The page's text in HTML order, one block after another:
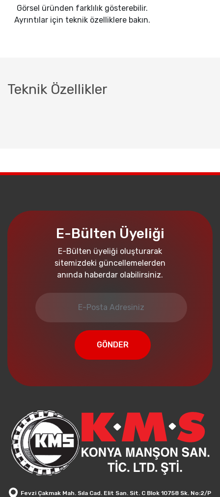
Görsel üründen farklılık gösterebilir.
Ayrıntılar için teknik özelliklere bakın.
Teknik Özellikler
E-Bülten Üyeliği
E-Bülten üyeliği oluşturarak
sitemizdeki güncellemelerden
anında haberdar olabilirsiniz.
GÖNDER
Fevzi Çakmak Mah. Sıla Cad. Elit San. Sit. C Blok 10758 Sk. No:2/P